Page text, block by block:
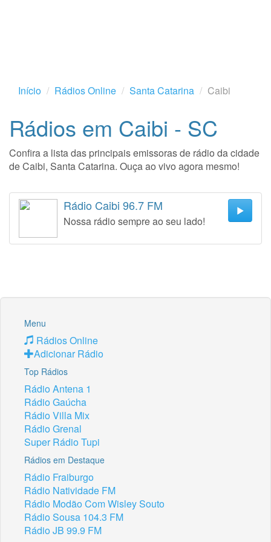
Início Rádios Online Santa Catarina Caibi
Rádios em Caibi - SC
Confira a lista das principais emissoras de rádio da cidade
de Caibi, Santa Catarina. Ouça ao vivo agora mesmo!
Rádio Caibi 96.7 FM
Nossa rádio sempre ao seu lado!
Menu
Rádios Online
Adicionar Rádio
Top Rádios
Rádio Antena 1
Rádio Gaúcha
Rádio Villa Mix
Rádio Grenal
Super Rádio Tupi
Rádios em Destaque
Rádio Fraiburgo
Rádio Natividade FM
Rádio Modão Com Wisley Souto
Rádio Sousa 104.3 FM
Rádio JB 99.9 FM